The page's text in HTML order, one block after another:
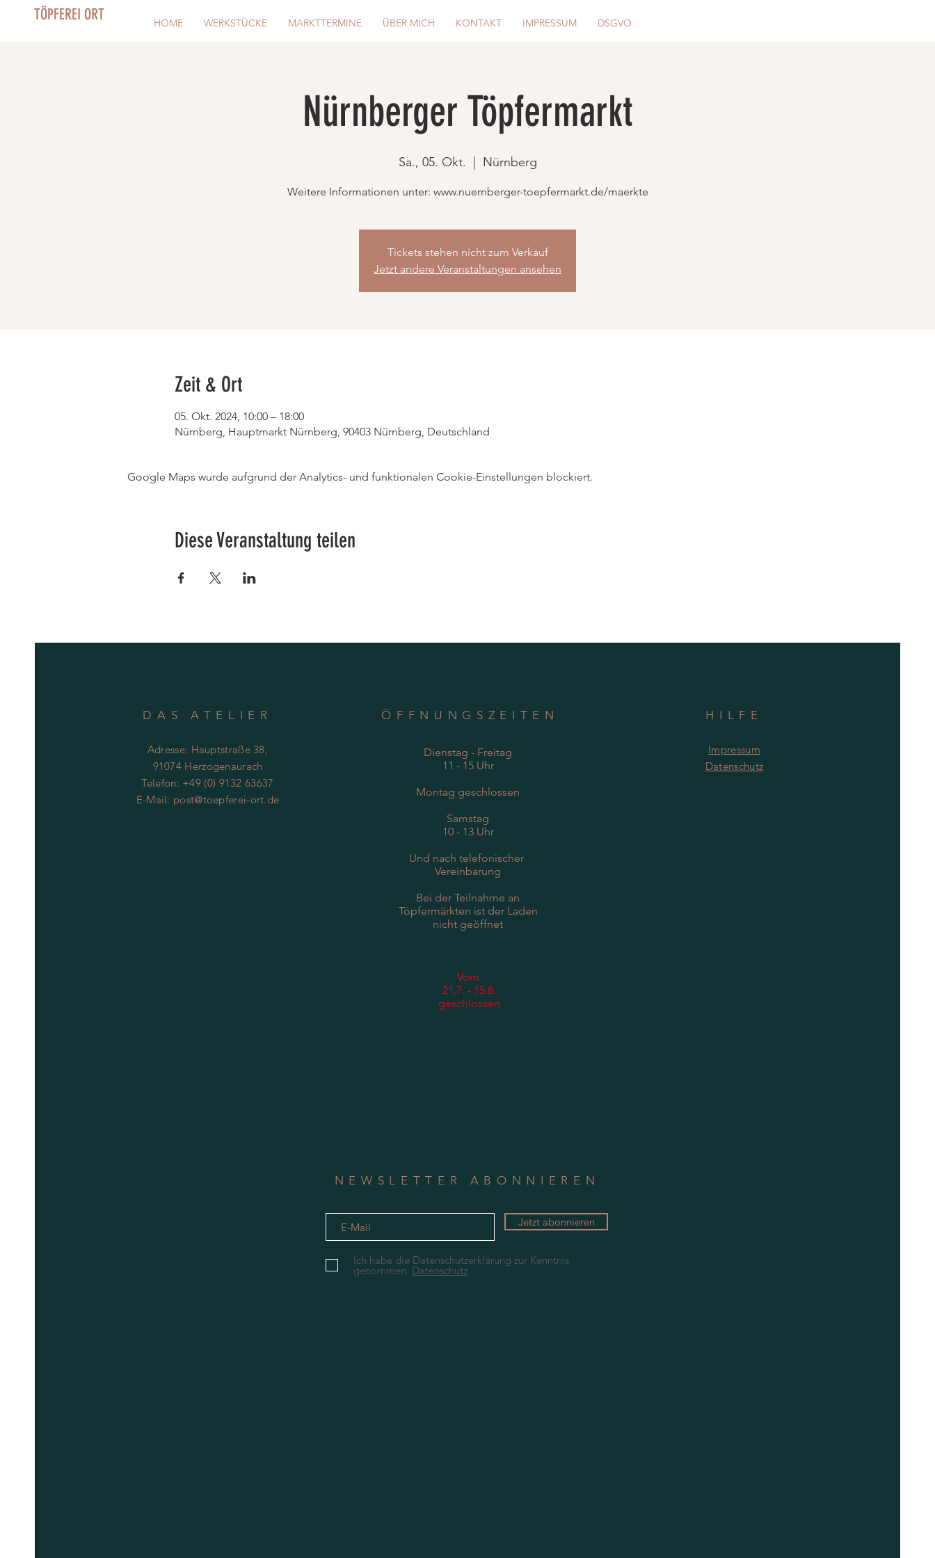
TÖPFEREI ORT HOME WERKSTÜCKE MARKTTERMINE ÜBER MICH KONTAKT IMPRESSUM DSGVO
Nürnberger Töpfermarkt
Sa., 05. Okt. Nürnberg
Weitere Informationen unter: www.nuernberger-toepfermarkt.de/maerkte
Tickets stehen nicht zum Verkauf
Jetzt andere Veranstaltungen ansehen
Zeit & Ort
05. Okt. 2024, 10:00 – 18:00
Nürnberg, Hauptmarkt Nürnberg, 90403 Nürnberg, Deutschland
Google Maps wurde aufgrund der Analytics- und funktionalen Cookie-Einstellungen blockiert.
Diese Veranstaltung teilen
DAS ATELIER
Adresse: Hauptstraße 38,
91074 Herzogenaurach
Telefon: +49 (0) 9132 63637
E-Mail: post@toepferei-ort.de
ÖFFNUNGSZEITEN
Dienstag - Freitag
11 - 15 Uhr
Montag geschlossen
Samstag
10 - 13 Uhr
Und nach telefonischer
Vereinbarung
Bei der Teilnahme an
Töpfermärkten ist der Laden
nicht geöffnet
Vom​
21,7. - 15.8.
geschlossen
HILFE
Impressum
Datenschutz
NEWSLETTER ABONNIEREN
Jetzt abonnieren
Ich habe die Datenschutzerklärung zur Kenntnis
genommen. Datenschutz